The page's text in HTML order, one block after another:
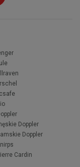
Doppler
Doppler
Cardin